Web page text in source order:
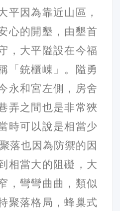
平因為靠近山區，
心的開墾，由墾首
，大平隘設在今福
「銃櫃崠」。隘勇
永和宮左側，房舍
弄之間也是非常狹
時可以說是相當少
落也因為防禦的因
相當大的阻礙，大
，彎彎曲曲，類似
聚落格局，蜂巢式